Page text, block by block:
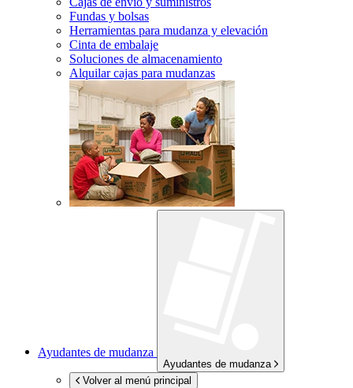
Fundas y bolsas
Herramientas para mudanza y elevación
Cinta de embalaje
Soluciones de almacenamiento
Alquilar cajas para mudanzas
Ayudantes de mudanza
Ayudantes de mudanza
Volver al menú principal